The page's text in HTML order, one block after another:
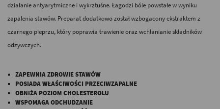
działanie antyarytmiczne i wykrztuśne. Łagodzi bóle powstałe w wyniku
zapalenia stawów. Preparat dodatkowo został wzbogacony ekstraktem z
czarnego pieprzu, który poprawia trawienie oraz wchłanianie składników
odżywczych.
ZAPEWNIA ZDROWIE STAWÓW
POSIADA WŁAŚCIWOŚCI PRZECIWZAPALNE
OBNIŻA POZIOM CHOLESTEROLU
WSPOMAGA ODCHUDZANIE